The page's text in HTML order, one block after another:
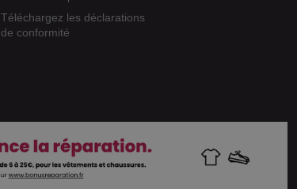
Téléchargez les déclarations
de conformité